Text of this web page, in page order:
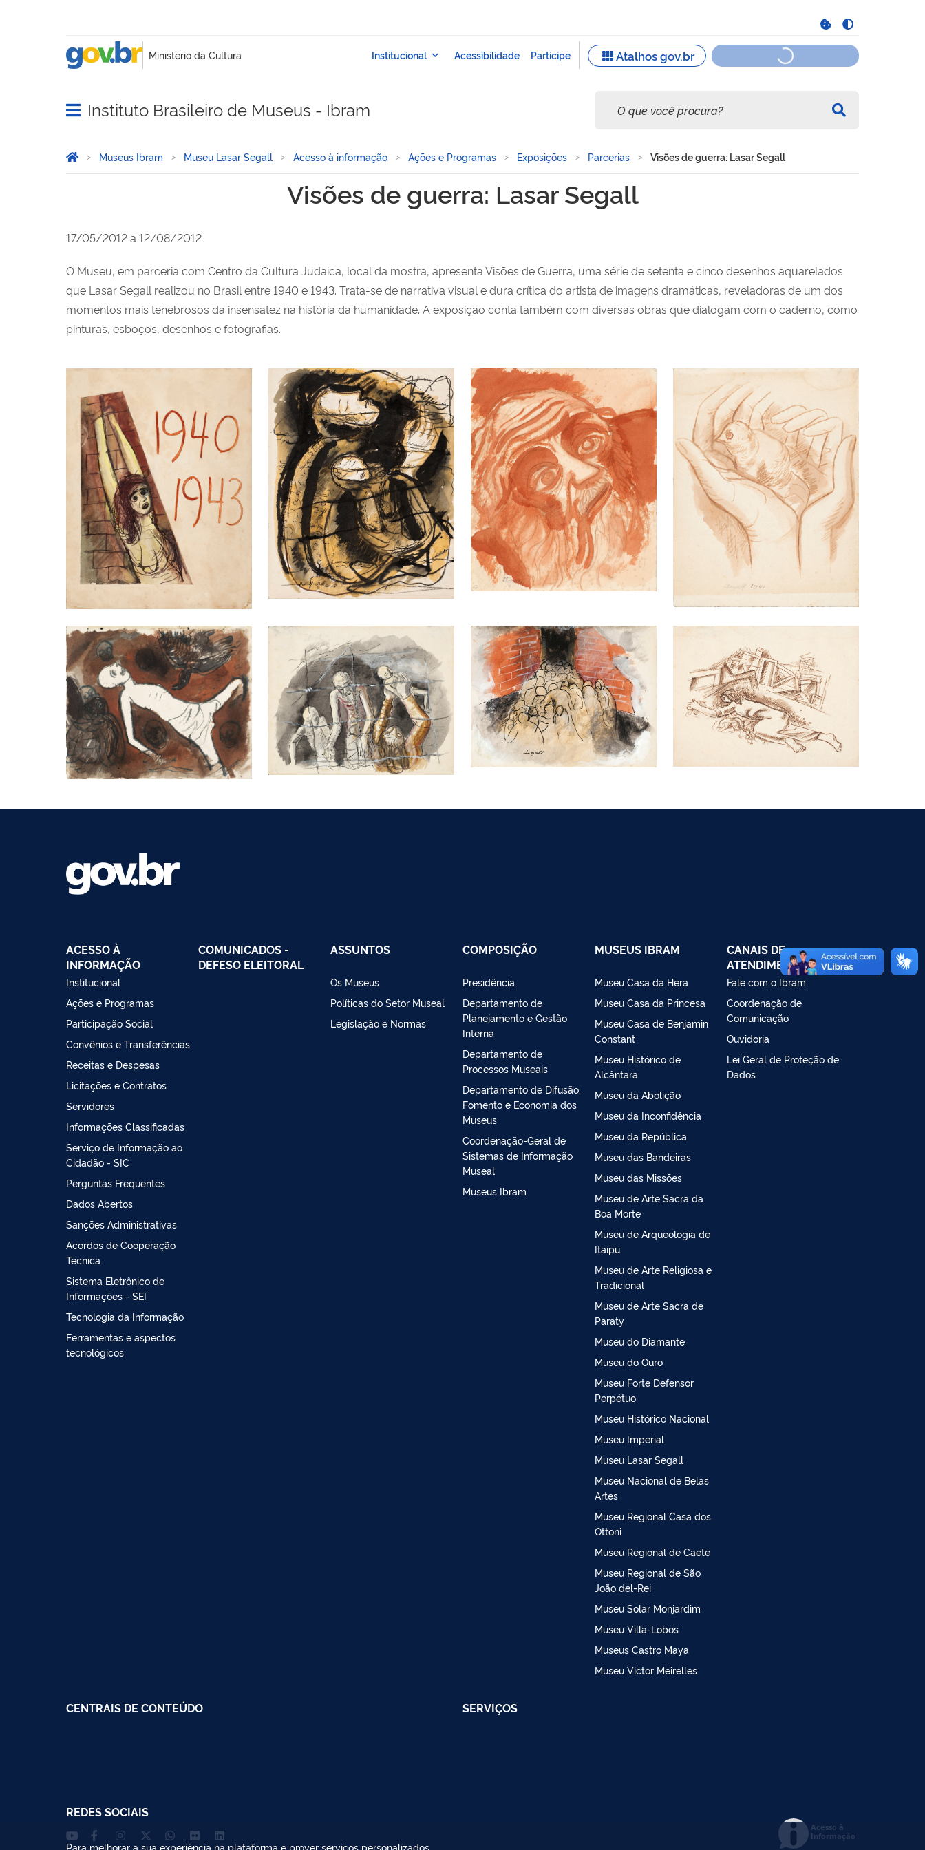
Abrir menu principal de navegação
Instituto Brasileiro de Museus - Ibram
Você está aqui:
Página Inicial
Museus Ibram Museu Lasar Segall Acesso à informação Ações e Programas Exposições Parcerias Visões de guerra: Lasar Segall
Visões de guerra: Lasar SegallVisões de guerra: Lasar Segall
17/05/2012 a 12/08/2012
O Museu, em parceria com Centro da Cultura Judaica, local da mostra, apresenta Visões de Guerra, uma série de setenta e cinco desenhos aquarelados
que Lasar Segall realizou no Brasil entre 1940 e 1943. Trata-se de narrativa visual e dura crítica do artista de imagens dramáticas, reveladoras de um dos
momentos mais tenebrosos da insensatez na história da humanidade. A exposição conta também com diversas obras que dialogam com o caderno, como
pinturas, esboços, desenhos e fotografias.
ACESSO À
INFORMAÇÃO
Institucional
Ações e Programas
Participação Social
Convênios e Transferências
Receitas e Despesas
Licitações e Contratos
Servidores
Informações Classificadas
Serviço de Informação ao
Cidadão - SIC
Perguntas Frequentes
Dados Abertos
Sanções Administrativas
Acordos de Cooperação
Técnica
Sistema Eletrônico de
Informações - SEI
Tecnologia da Informação
Ferramentas e aspectos
tecnológicos
COMUNICADOS -
DEFESO ELEITORAL
ASSUNTOS
Os Museus
Políticas do Setor Museal
Legislação e Normas
COMPOSIÇÃO
Presidência
Departamento de
Planejamento e Gestão
Interna
Departamento de
Processos Museais
Departamento de Difusão,
Fomento e Economia dos
Museus
Coordenação-Geral de
Sistemas de Informação
Museal
Museus Ibram
MUSEUS IBRAM
Museu Casa da Hera
Museu Casa da Princesa
Museu Casa de Benjamin
Constant
Museu Histórico de
Alcântara
Museu da Abolição
Museu da Inconfidência
Museu da República
Museu das Bandeiras
Museu das Missões
Museu de Arte Sacra da
Boa Morte
Museu de Arqueologia de
Itaipu
Museu de Arte Religiosa e
Tradicional
Museu de Arte Sacra de
Paraty
Museu do Diamante
Museu do Ouro
Museu Forte Defensor
Perpétuo
Museu Histórico Nacional
Museu Imperial
Museu Lasar Segall
Museu Nacional de Belas
Artes
Museu Regional Casa dos
Ottoni
Museu Regional de Caeté
Museu Regional de São
João del-Rei
Museu Solar Monjardim
Museu Villa-Lobos
Museus Castro Maya
Museu Victor Meirelles
CANAIS DE
ATENDIMENTO
Fale com o Ibram
Coordenação de
Comunicação
Ouvidoria
Lei Geral de Proteção de
Dados
CENTRAIS DE CONTEÚDO SERVIÇOS
REDES SOCIAIS
Acesso à
Informação
Para melhorar a sua experiência na plataforma e prover serviços personalizados,